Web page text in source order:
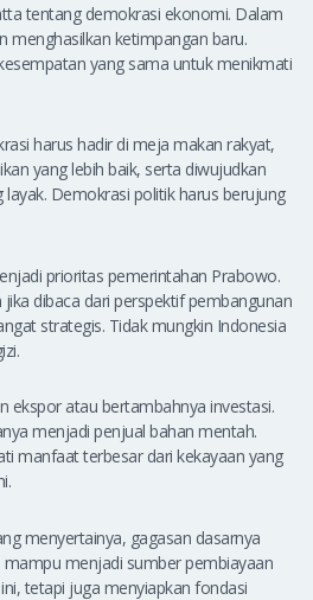
tentang demokrasi ekonomi. Dalam
menghasilkan ketimpangan baru.
yang sama untuk menikmati
harus hadir di meja makan rakyat,
yang lebih baik, serta diwujudkan
Demokrasi politik harus berujung
prioritas pemerintahan Prabowo.
dibaca dari perspektif pembangunan
strategis. Tidak mungkin Indonesia
ekspor atau bertambahnya investasi.
menjadi penjual bahan mentah.
manfaat terbesar dari kekayaan yang
menyertainya, gagasan dasarnya
menjadi sumber pembiayaan
tetapi juga menyiapkan fondasi